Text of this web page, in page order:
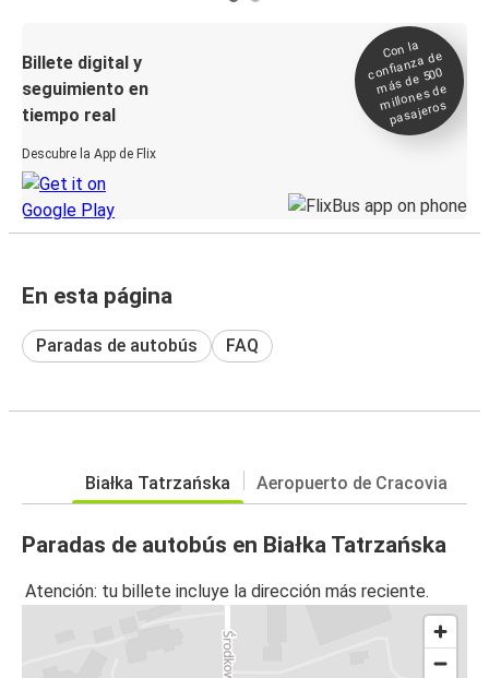
Billete digital y
seguimiento en
tiempo real
Descubre la App de Flix
Con la
confianza de
más de 500
millones de
pasajeros
En esta página
Paradas de autobús FAQ
Białka Tatrzańska Aeropuerto de Cracovia
Paradas de autobús en Białka Tatrzańska
Atención: tu billete incluye la dirección más reciente.